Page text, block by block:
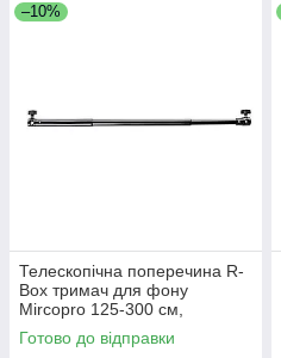
–10%
Телескопічна поперечина R-
Box тримач для фону
Mircopro 125-300 см,
Регульована поперечина для
студійного фону
Готово до відправки